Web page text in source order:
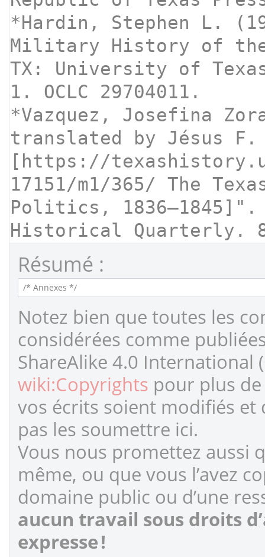
Résumé :
Notez bien que toutes les
considérées comme
ShareAlike 4.0 International
wiki:Copyrights pour plus
vos écrits soient modifiés
pas les soumettre ici.
Vous nous promettez aussi
même, ou que vous l’avez
domaine public ou d’une
aucun travail sous droits
expresse !